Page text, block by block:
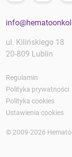
ul. Kilińskiego 18
20-809 Lublin
Regulamin
Polityka prywatności
Polityka cookies
Ustawienia cookies
© 2009-2026